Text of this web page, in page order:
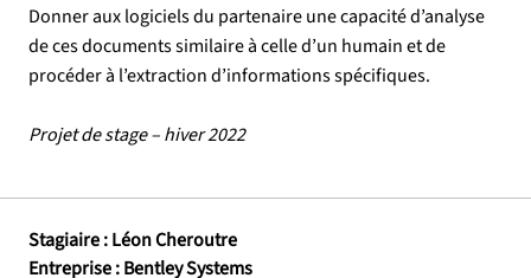
Donner aux logiciels du partenaire une capacité d’analyse
de ces documents similaire à celle d’un humain et de
procéder à l’extraction d’informations spécifiques.
Projet de stage – hiver 2022
Stagiaire : Léon Cheroutre
Entreprise : Bentley Systems